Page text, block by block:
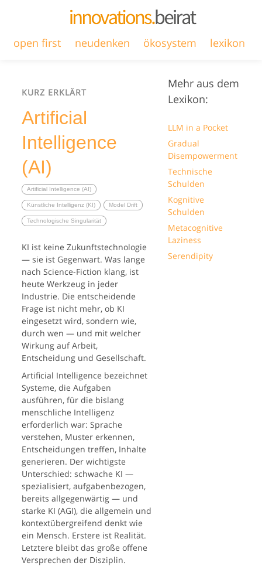
open first neudenken ökosystem lexikon
KURZ ERKLÄRT
Artificial
Intelligence
(AI)
Artificial Intelligence (AI)
Künstliche Intelligenz (KI) Model Drift
Technologische Singularität
KI ist keine Zukunftstechnologie
— sie ist Gegenwart. Was lange
nach Science-Fiction klang, ist
heute Werkzeug in jeder
Industrie. Die entscheidende
Frage ist nicht mehr, ob KI
eingesetzt wird, sondern wie,
durch wen — und mit welcher
Wirkung auf Arbeit,
Entscheidung und Gesellschaft.
Artificial Intelligence bezeichnet
Systeme, die Aufgaben
ausführen, für die bislang
menschliche Intelligenz
erforderlich war: Sprache
verstehen, Muster erkennen,
Entscheidungen treffen, Inhalte
generieren. Der wichtigste
Unterschied: schwache KI —
spezialisiert, aufgabenbezogen,
bereits allgegenwärtig — und
starke KI (AGI), die allgemein und
kontextübergreifend denkt wie
ein Mensch. Erstere ist Realität.
Letztere bleibt das große offene
Versprechen der Disziplin.
Mehr aus dem
Lexikon:
LLM in a Pocket
Gradual
Disempowerment
Technische
Schulden
Kognitive
Schulden
Metacognitive
Laziness
Serendipity